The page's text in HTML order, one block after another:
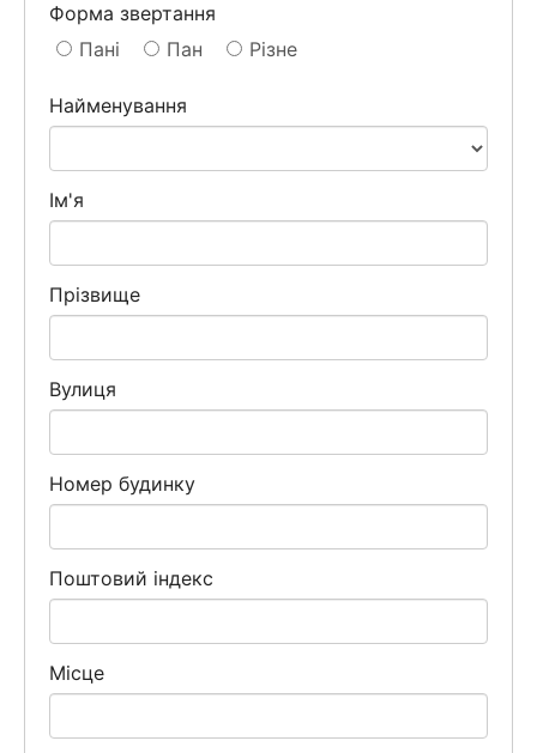
Форма звертання
Пані
Пан Різне
Найменування
Ім'я
Прізвище
Вулиця
Номер будинку
Поштовий індекс
Місце